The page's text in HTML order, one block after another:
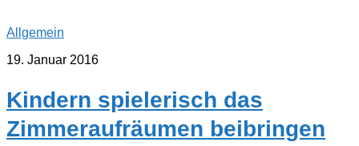
Allgemein
19. Januar 2016
Kindern spielerisch das
Zimmeraufräumen beibringen